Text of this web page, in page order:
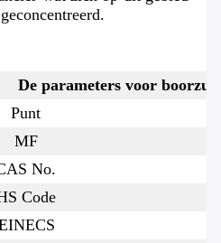
De parameters voor
Punt
MF
No.
Code